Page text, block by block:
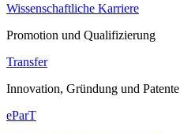
Wissenschaftliche Karriere
Promotion und Qualifizierung
Transfer
Innovation, Gründung und Patente
eParT